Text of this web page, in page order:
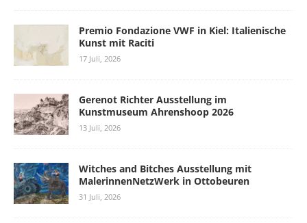
Premio Fondazione VWF in Kiel: Italienische
Kunst mit Raciti
17 Juli, 2026
Gerenot Richter Ausstellung im
Kunstmuseum Ahrenshoop 2026
13 Juli, 2026
Witches and Bitches Ausstellung mit
MalerinnenNetzWerk in Ottobeuren
31 Juli, 2026